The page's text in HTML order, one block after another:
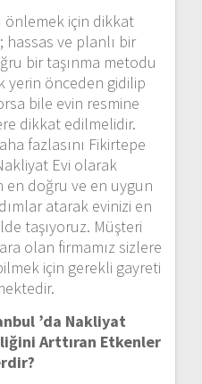
önlemek için dikkat
ve planlı bir
bir taşınma metodu
yerin önceden gidilip
bile evin resmine
dikkat edilmelidir.
fazlasını Fikirtepe
Evi olarak
en doğru ve en uygun
atarak evinizi en
taşıyoruz. Müşteri
olan firmamız sizlere
için gerekli gayreti
’da Nakliyat
Arttıran Etkenler